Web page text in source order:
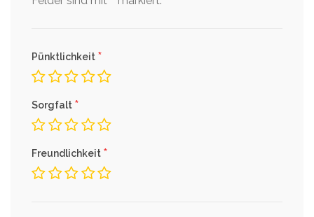
Pünktlichkeit *
Sorgfalt *
Freundlichkeit *